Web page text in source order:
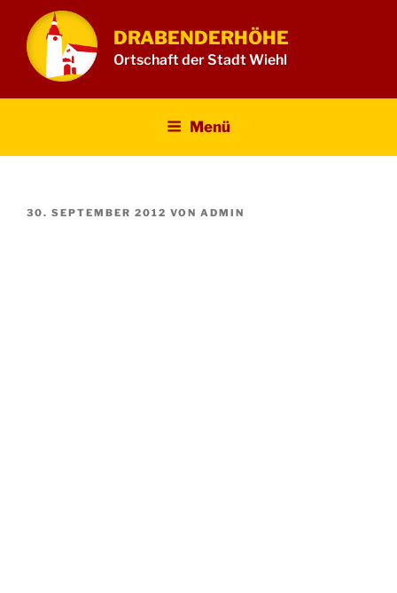
Inhalt
springen
DRABENDERHÖHE
Ortschaft der Stadt Wiehl
Menü
VERÖFFENTLICHT
30. SEPTEMBER 2012 VON ADMIN